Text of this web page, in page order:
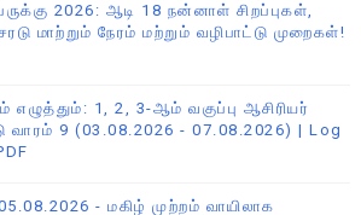
2026: ஆடி 18 நன்னாள் சிறப்புகள்,
மாற்றும் நேரம் மற்றும் வழிபாட்டு முறைகள்!
1, 2, 3-ஆம் வகுப்பு ஆசிரியர்
வாரம் 9 (03.08.2026 - 07.08.2026) | Log
- மகிழ் முற்றம் வாயிலாக